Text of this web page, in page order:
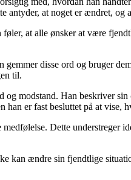
at noget er ændret, og
at alle ønsker at være
disse ord og bruger
til.
modstand. Han beskriver
er fast besluttet på at vise,
Dette understreger
kan ændre sin fjendtlige